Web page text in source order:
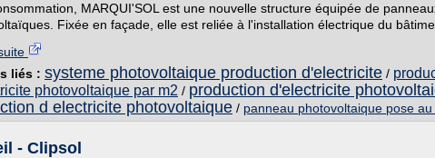
MARQUI'SOL est une nouvelle structure équipée de
Fixée en façade, elle est reliée à l'installation électrique du
liés : systeme photovoltaique production d'electricite /
photovoltaique par m2 / production d'electricite
d electricite photovoltaique / panneau photovoltaique pose au
- Clipsol